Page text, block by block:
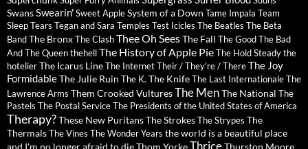
SwansSwearin'Sweet AppleSystem of a Down Tame Impala Team
SleepTears Tegan and Sara Temples Test Icicles The Beatles The Beta
BandThe BronxThe ClashThee Oh SeesThe Fall The Good The Bad
And The QueenthehellThe History of Apple PieThe Hold Steadythe
hotelierThe Icarus LineThe InternetTheir / They're / ThereThe Joy
FormidableThe Julie Ruin The K. The KnifeThe Last InternationaleThe
Lawrence Arms Them Crooked VulturesThe MenThe National The
Pastels The Postal ServiceThe Presidents of the United States of America
Therapy?These New PuritansThe StrokesThe Strypes The
ThermalsThe Vines The Wonder Years the world is a beautiful place
and I'm no longer afraid to dieThom YorkeThriceThurston Moore